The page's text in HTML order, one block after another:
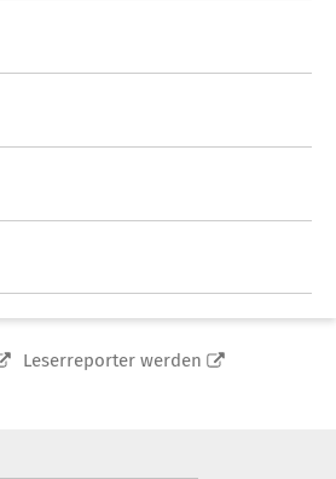
Leserreporter werden